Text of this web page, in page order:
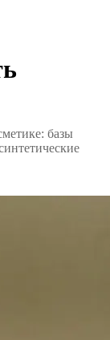
базы